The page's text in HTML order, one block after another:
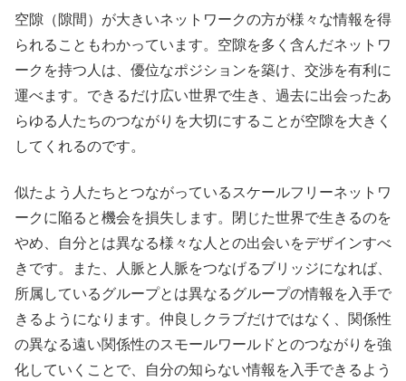
空隙（隙間）が大きいネットワークの方が様々な情報を得
られることもわかっています。空隙を多く含んだネットワ
ークを持つ人は、優位なポジションを築け、交渉を有利に
運べます。できるだけ広い世界で生き、過去に出会ったあ
らゆる人たちのつながりを大切にすることが空隙を大きく
してくれるのです。
似たよう人たちとつながっているスケールフリーネットワ
ークに陥ると機会を損失します。閉じた世界で生きるのを
やめ、自分とは異なる様々な人との出会いをデザインすべ
きです。また、人脈と人脈をつなげるブリッジになれば、
所属しているグループとは異なるグループの情報を入手で
きるようになります。仲良しクラブだけではなく、関係性
の異なる遠い関係性のスモールワールドとのつながりを強
化していくことで、自分の知らない情報を入手できるよう